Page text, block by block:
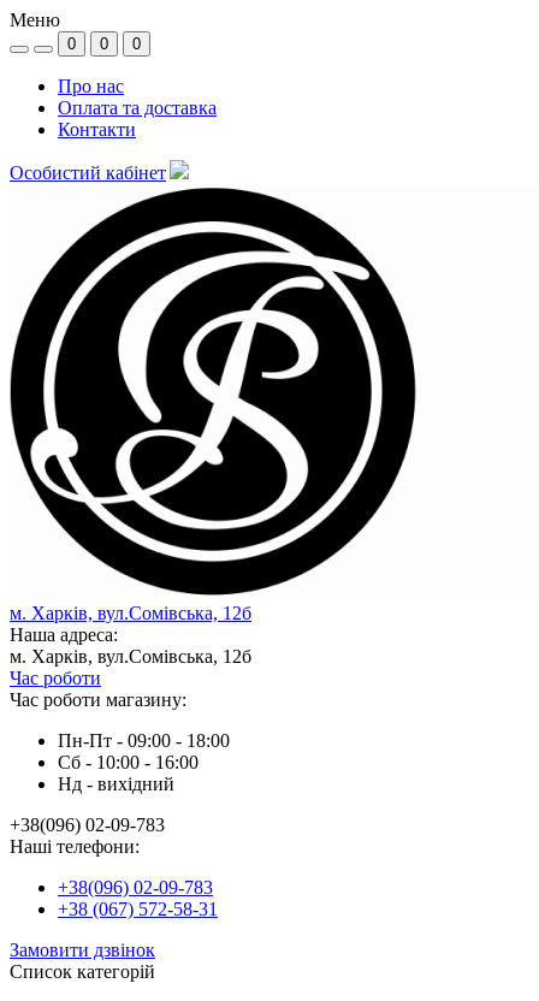
Меню
0 0 0
Про нас
Оплата та доставка
Контакти
Особистий кабінет
м. Харків, вул.Сомівська, 12б
Наша адреса:
м. Харків, вул.Сомівська, 12б
Час роботи
Час роботи магазину:
Пн-Пт - 09:00 - 18:00
Сб - 10:00 - 16:00
Нд - вихiдний
+38(096) 02-09-783
Наші телефони:
+38(096) 02-09-783
+38 (067) 572-58-31
Замовити дзвінок
Список категорій